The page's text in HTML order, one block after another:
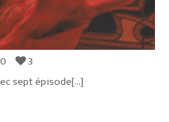
3
sept épisode[...]